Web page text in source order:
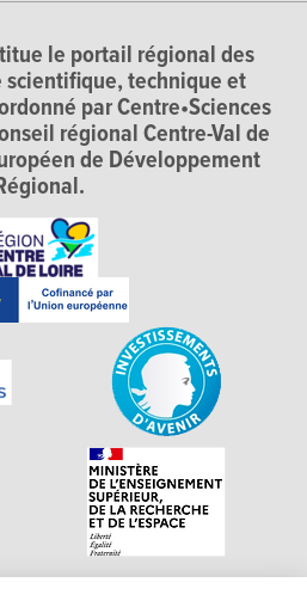
le portail régional des
scientifique, technique et
par Centre•Sciences
régional Centre-Val de
de Développement